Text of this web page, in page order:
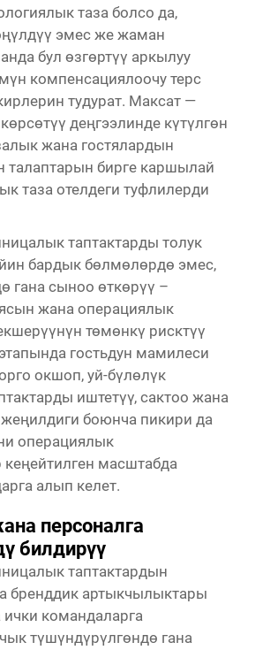
таза болсо да,
эмес же жаман
бул өзгөртүү аркылуу
компенсациялоочу терс
тудурат. Максат —
деңгээлинде күтүлгөн
жана гостялардын
талаптарын бирге каршылай
таза отелдеги туфлилерди
таптактарды толук
бардык бөлмөлөрдө эмес,
гана сыноо өткөрүү –
жана операциялык
төмөнкү рисктүү
гостьдун мамилеси
окшоп, уй-бүлөлүк
иштетүү, сактоо жана
боюнча пикири да
операциялык
масштабда
алып келет.
персоналга
билдирүү
таптактардын
бренддик артыкчылыктары
ички командаларга
түшүндүрүлгөндө гана